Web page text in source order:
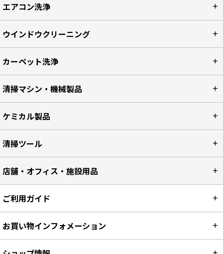
エアコン洗浄
ウインドウクリーニング
カーペット洗浄
清掃マシン・機械製品
ケミカル製品
清掃ツール
店舗・オフィス・施設用品
ご利用ガイド
お買い物インフォメーション